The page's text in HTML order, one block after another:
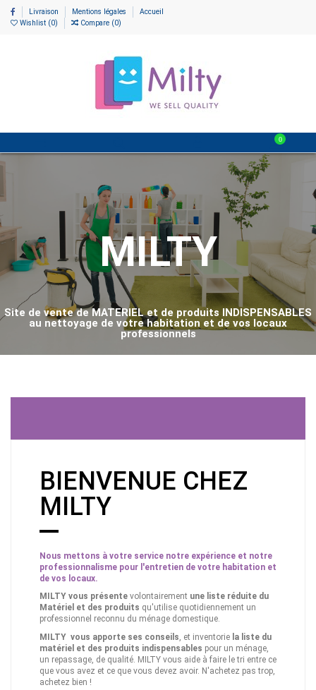
Livraison Mentions légales
Accueil
Wishlist (0) Compare (0)
0
MILTY
Site de vente de MATERIEL et de produits INDISPENSABLES
au nettoyage de votre habitation et de vos locaux
professionnels
BIENVENUE CHEZ
MILTY
Nous mettons à votre service notre expérience et notre
professionnalisme pour l'entretien de votre habitation et
de vos locaux.
MILTY vous présente volontairement une liste réduite du
Matériel et des produits qu'utilise quotidiennement un
professionnel reconnu du ménage domestique.
MILTY vous apporte ses conseils, et inventorie la liste du
matériel et des produits indispensables pour un ménage,
un repassage, de qualité. MILTY vous aide à faire le tri entre ce
que vous avez et ce que vous devez avoir. N'achetez pas trop,
achetez bien !